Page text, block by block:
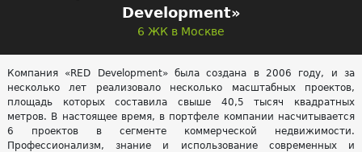
Development»
6 ЖК в Москве
Компания «RED Development» была создана в 2006 году, и за
несколько лет реализовало несколько масштабных проектов,
площадь которых составила свыше 40,5 тысяч квадратных
метров. В настоящее время, в портфеле компании насчитывается
6 проектов в сегменте коммерческой недвижимости.
Профессионализм, знание и использование современных и